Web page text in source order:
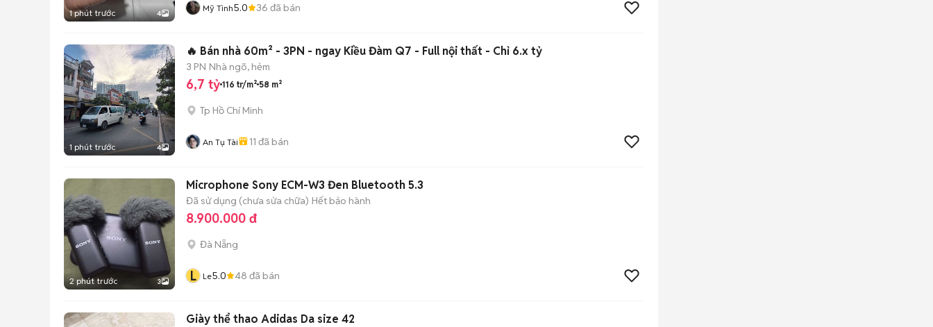
1 phút trước 4 Mỹ Tình5.0 36 đã bán
1 phút trước 4
🔥 Bán nhà 60m² - 3PN - ngay Kiều Đàm Q7 - Full nội thất - Chỉ 6.x tỷ
3 PN Nhà ngõ, hẻm
6,7 tỷ 116 tr/m² 58 m²
Tp Hồ Chí Minh
An Tụ Tài 11 đã bán
2 phút trước 3
Microphone Sony ECM-W3 Đen Bluetooth 5.3
Đã sử dụng (chưa sửa chữa) Hết bảo hành
8.900.000 đ
Đà Nẵng
L Le5.0 48 đã bán
Giày thể thao Adidas Da size 42